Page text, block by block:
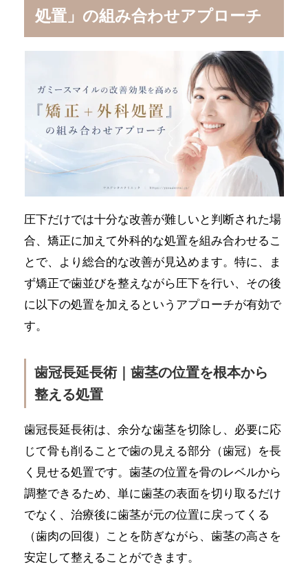
処置」の組み合わせアプローチ
圧下だけでは十分な改善が難しいと判断された場
合、矯正に加えて外科的な処置を組み合わせるこ
とで、より総合的な改善が見込めます。特に、ま
ず矯正で歯並びを整えながら圧下を行い、その後
に以下の処置を加えるというアプローチが有効で
す。
歯冠長延長術｜歯茎の位置を根本から
整える処置
歯冠長延長術は、余分な歯茎を切除し、必要に応
じて骨も削ることで歯の見える部分（歯冠）を長
く見せる処置です。歯茎の位置を骨のレベルから
調整できるため、単に歯茎の表面を切り取るだけ
でなく、治療後に歯茎が元の位置に戻ってくる
（歯肉の回復）ことを防ぎながら、歯茎の高さを
安定して整えることができます。